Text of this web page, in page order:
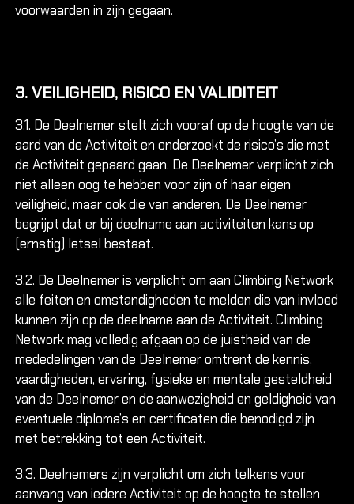
voorwaarden in zijn gegaan.
3. VEILIGHEID, RISICO EN VALIDITEIT
3.1. De Deelnemer stelt zich vooraf op de hoogte van de
aard van de Activiteit en onderzoekt de risico’s die met
de Activiteit gepaard gaan. De Deelnemer verplicht zich
niet alleen oog te hebben voor zijn of haar eigen
veiligheid, maar ook die van anderen. De Deelnemer
begrijpt dat er bij deelname aan activiteiten kans op
(ernstig) letsel bestaat.
3.2. De Deelnemer is verplicht om aan Climbing Network
alle feiten en omstandigheden te melden die van invloed
kunnen zijn op de deelname aan de Activiteit. Climbing
Network mag volledig afgaan op de juistheid van de
mededelingen van de Deelnemer omtrent de kennis,
vaardigheden, ervaring, fysieke en mentale gesteldheid
van de Deelnemer en de aanwezigheid en geldigheid van
eventuele diploma’s en certificaten die benodigd zijn
met betrekking tot een Activiteit.
3.3. Deelnemers zijn verplicht om zich telkens voor
aanvang van iedere Activiteit op de hoogte te stellen